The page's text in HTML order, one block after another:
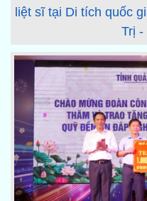
liệt sĩ tại Di tích quốc
Trị -